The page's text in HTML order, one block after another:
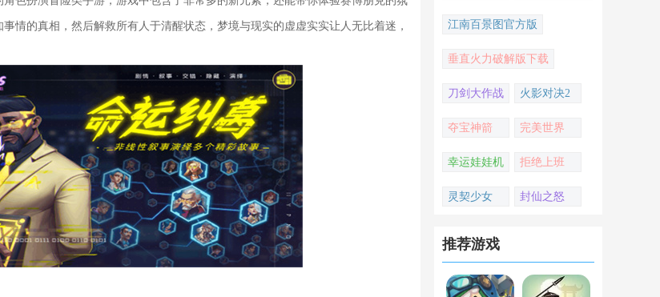
情的真相，然后解救所有人于清醒状态，梦境与现实的虚虚实实让人无比着迷， 江南百景图官方版
垂直火力破解版下载
刀剑大作战 火影对决2
夺宝神箭 完美世界
幸运娃娃机 拒绝上班
灵契少女 封仙之怒
推荐游戏